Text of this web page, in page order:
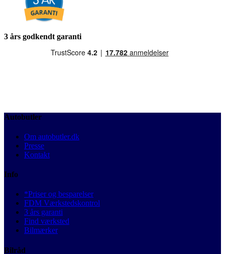
3 års godkendt garanti
Autobutler
Om autobutler.dk
Presse
Kontakt
Info
*Priser og besparelser
FDM Værkstedskontrol
3 års garanti
Find værksted
Bilmærker
Bilråd